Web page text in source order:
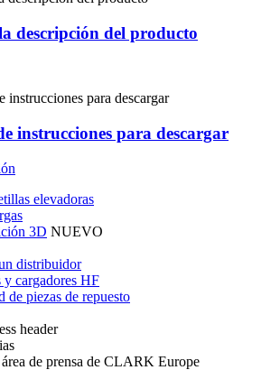
descripción del producto
instrucciones para descargar
elevadoras
3D NUEVO
distribuidor
y cargadores HF
de piezas de repuesto
de prensa de CLARK Europe